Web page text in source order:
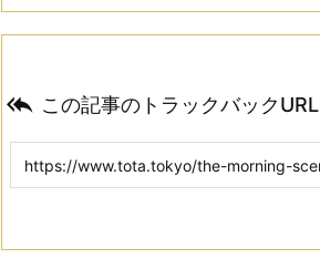
 この記事のトラックバックURL